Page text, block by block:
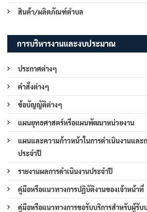
สินค้า/ผลิตภัณฑ์ตำบล
การบริหารงานและงบประมาณ
ประกาศต่างๆ
คำสั่งต่างๆ
ข้อบัญญัติต่างๆ
แผนยุทธศาสตร์หรือแผนพัฒนาหน่วยงาน
แผนและความก้าวหน้าในการดำเนินงานและ
ประจำปี
รายงานผลการดำเนินงานประจำปี
คู่มือหรือแนวทางการปฏิบัติงานของเจ้าหน้าที่
คู่มือหรือแนวทางการขอรับบริการสำหรับผู้รับ